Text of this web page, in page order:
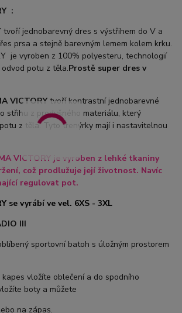
:
tvoří jednobarevný dres s výstřihem do V a
prsa a stejně barevným lemem kolem krku.
je vyroben z 100% polyesteru, technologií
potu z těla.Prostě super dres v
VICTORYtvoří kontrastní jednobarevné
střihu z prodyšného materiálu, který
z těla. Tyto trenýrky mají i nastavitelnou
VICTORY je vyroben z lehké tkaniny
což prodlužuje její životnost. Navíc
regulovat pot.
se vyrábí ve vel. 6XS - 3XL
III
sportovní batoh s úložným prostorem
vložíte oblečení a do spodního
boty a můžete
na zápas.